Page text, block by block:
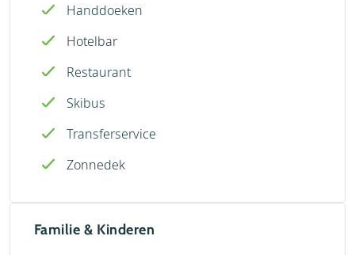
Handdoeken
Hotelbar
Restaurant
Skibus
Transferservice
Zonnedek
Familie & Kinderen